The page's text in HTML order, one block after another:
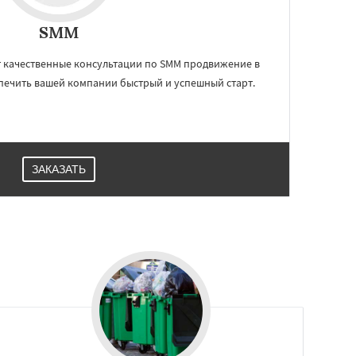
SMM
консультации по SMM продвижение в
вашей компании быстрый и успешный старт.
ЗАКАЗАТЬ